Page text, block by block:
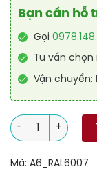
Bạn cần hỗ
Gọi
Tư vấn
Vận chuyển:
Sơn công nghiệp
Mã: A6_RAL6007